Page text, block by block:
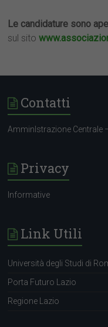
Le candidature sono
sul sito
Contatti
AmminIstrazione Centrale
Privacy
Informative
Link Utili
Università degli Studi di
Porta Futuro Lazio
Regione Lazio